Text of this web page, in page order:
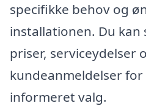
specifikke behov og
installationen. Du kan
priser, serviceydelser
kundeanmeldelser
informeret valg.